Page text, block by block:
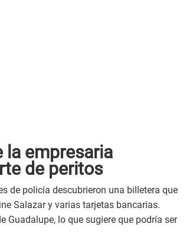
la empresaria
de peritos
de policía descubrieron una billetera que
Salazar y varias tarjetas bancarias.
Guadalupe, lo que sugiere que podría ser